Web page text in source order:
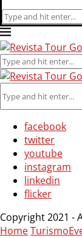
facebook
twitter
youtube
instagram
linkedin
flicker
Copyright 2021 -
HomeTurismo